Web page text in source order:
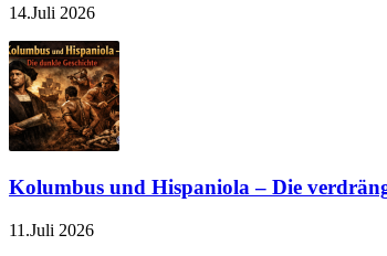
14.Juli 2026
Kolumbus und Hispaniola – Die
11.Juli 2026